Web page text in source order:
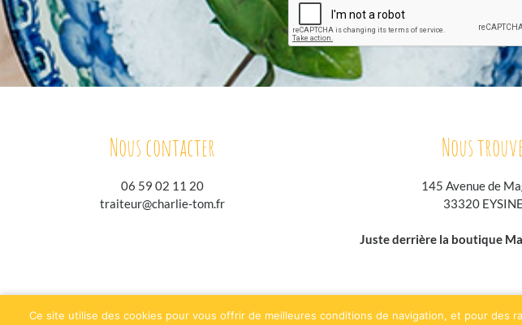
Nous contacter
06 59 02 11 20
traiteur@charlie-tom.fr
Nous
145 Avenue de
33320
Juste derrière la boutique
jesuisgastronome.frhoodpspot.frtraiteurs.fr
Ce site utilise des cookies pour vous offrir de meilleures conditions de navigation, et pour des